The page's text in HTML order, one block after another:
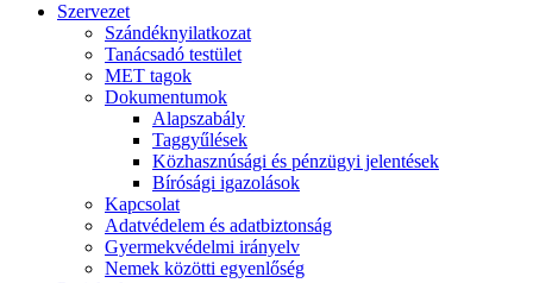
Szervezet
Szándéknyilatkozat
Tanácsadó testület
MET tagok
Dokumentumok
Alapszabály
Taggyűlések
Közhasznúsági és pénzügyi jelentések
Bírósági igazolások
Kapcsolat
Adatvédelem és adatbiztonság
Gyermekvédelmi irányelv
Nemek közötti egyenlőség